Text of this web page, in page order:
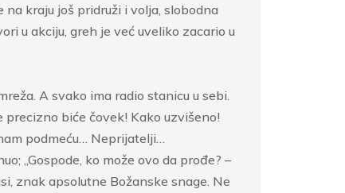
kraju još pridruži i volja, slobodna
u akciju, greh je već uveliko zacario u
A svako ima radio stanicu u sebi.
biće čovek! Kako uzvišeno!
podmeću… Neprijatelji…
„Gospode, ko može ovo da prođe? –
znak apsolutne Božanske snage. Ne